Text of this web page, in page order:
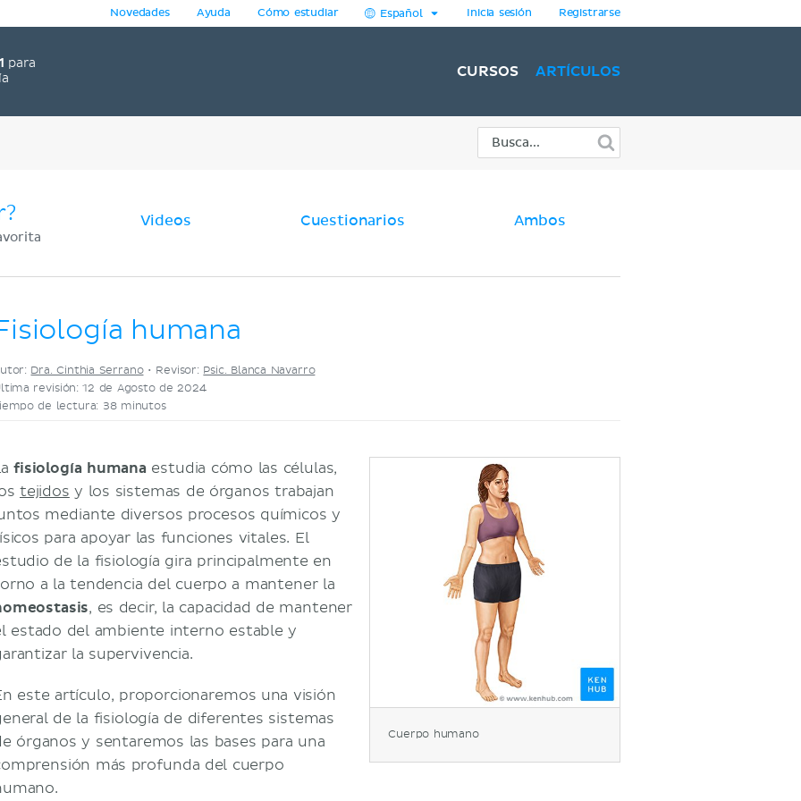
para
Novedades Ayuda Cómo estudiar Español Inicia sesión Registrarse
CURSOS ARTÍCULOS
Videos Cuestionarios Ambos
humana
Dra. Cinthia Serrano• Revisor: Psic. Blanca Navarro
revisión: 12 de Agosto de 2024
de lectura: 38 minutos
Cuerpo humano
fisiología humana estudia cómo las células,
tejidos y los sistemas de órganos trabajan
mediante diversos procesos químicos y
para apoyar las funciones vitales. El
de la fisiología gira principalmente en
a la tendencia del cuerpo a mantener la
, es decir, la capacidad de mantener
estado del ambiente interno estable y
la supervivencia.
este artículo, proporcionaremos una visión
de la fisiología de diferentes sistemas
órganos y sentaremos las bases para una
más profunda del cuerpo